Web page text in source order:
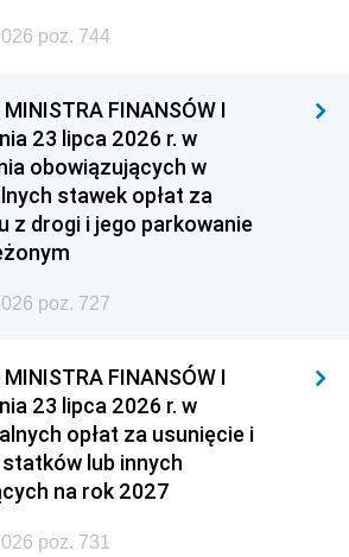
poz. 744
FINANSÓW I
23 lipca 2026 r. w
obowiązujących w
stawek opłat za
z drogi i jego parkowanie
poz. 727
FINANSÓW I
23 lipca 2026 r. w
opłat za usunięcie i
lub innych
na rok 2027
poz. 731